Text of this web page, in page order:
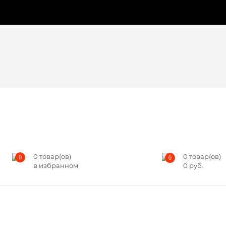
0 0 товар(ов)
в избранном
0 0 товар(ов)
0 руб.